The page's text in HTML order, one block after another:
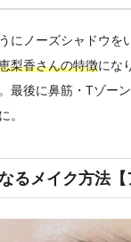
にノーズシャドウを
梨香さんの特徴にな
最後に鼻筋・Tゾー
。
るメイク方法【